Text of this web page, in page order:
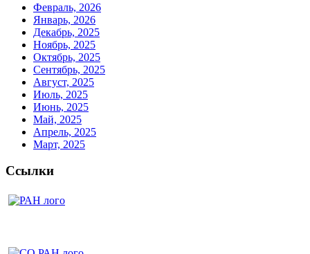
Февраль, 2026
Январь, 2026
Декабрь, 2025
Ноябрь, 2025
Октябрь, 2025
Сентябрь, 2025
Август, 2025
Июль, 2025
Июнь, 2025
Май, 2025
Апрель, 2025
Март, 2025
Ссылки